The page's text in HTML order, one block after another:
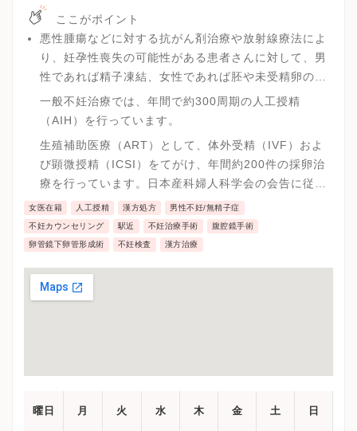
ここがポイント
悪性腫瘍などに対する抗がん剤治療や放射線療法によ
り、妊孕性喪失の可能性がある患者さんに対して、男
性であれば精子凍結、女性であれば胚や未受精卵の凍
結を行うことで、妊孕性の温存をはかります。
一般不妊治療では、年間で約300周期の人工授精
（AIH）を行っています。
生殖補助医療（ART）として、体外受精（IVF）およ
び顕微授精（ICSI）をてがけ、年間約200件の採卵治
療を行っています。日本産科婦人科学会の会告に従い
単一胚移植を基本とし、凍結融解胚移植も積極的に行
うことで、多胎妊娠の発生減少を心がけながら、妊娠
成績の向上をめざしています。
女医在籍 人工授精 漢方処方 男性不妊/無精子症
不妊カウンセリング 駅近 不妊治療手術 腹腔鏡手術
卵管鏡下卵管形成術 不妊検査 漢方治療
曜日 月 火 水 木 金 土 日